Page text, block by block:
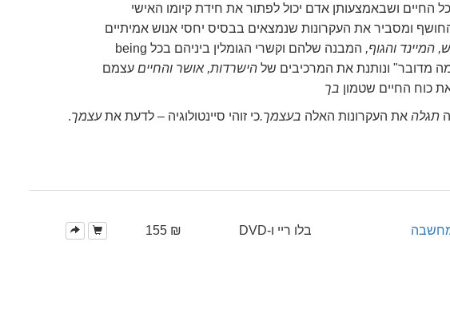
החיים ושבאמצעותן אדם יכול לפתור את חידת קיומו האישי
ומסביר את העקרונות שנמצאים בבסיס יחסי אנוש אמיתיים
המיינד והגוף, המבנה שלהם וקשרי הגומלין ביניהם בכל being
מדובר" ונותנת את המרכיבים של הישרדות, אושר והחיים עצמם
כוח החיים שטמון בך
תגלה את העקרונות האלה בעצמך.כי זוהי סיינטולוגיה – לדעת אתעצמך.
בלו ריי ו-DVD ₪ 155